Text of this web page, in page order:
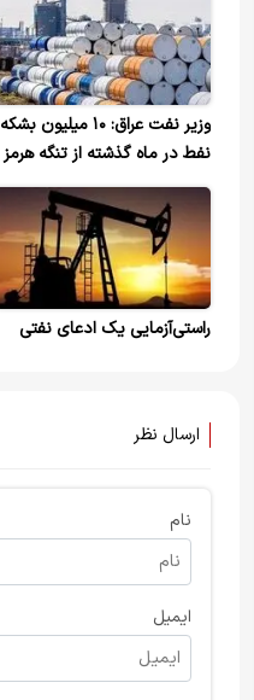
وزیر نفت عراق: ۱۰ میلیون بشکه
نفط در ماه گذشته از تنگه هرمز
صادر کردیم
راستی‌آزمایی یک ادعای نفتی
ارسال نظر
نام
ایمیل